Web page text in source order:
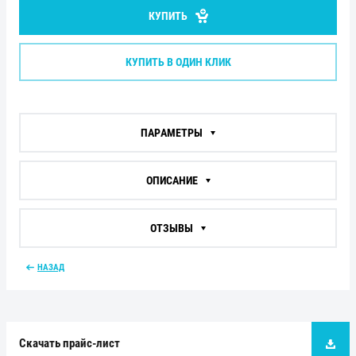
Скачать прайс-лист
КУПИТЬ
КУПИТЬ В ОДИН КЛИК
ПАРАМЕТРЫ
ОПИСАНИЕ
ОТЗЫВЫ
НАЗАД